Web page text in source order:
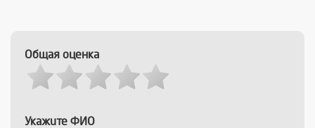
Общая оценка
Укажите ФИО